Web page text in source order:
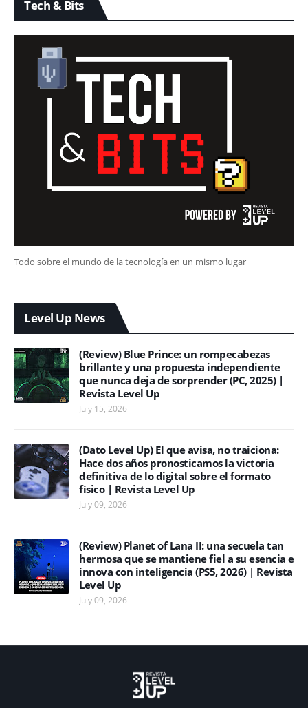
Tech & Bits
Todo sobre el mundo de la tecnología en un mismo lugar
Level Up News
(Review) Blue Prince: un rompecabezas
brillante y una propuesta independiente
que nunca deja de sorprender (PC, 2025) |
Revista Level Up
July 15, 2026
(Dato Level Up) El que avisa, no traiciona:
Hace dos años pronosticamos la victoria
definitiva de lo digital sobre el formato
físico | Revista Level Up
July 09, 2026
(Review) Planet of Lana II: una secuela tan
hermosa que se mantiene fiel a su esencia e
innova con inteligencia (PS5, 2026) | Revista
Level Up
July 09, 2026